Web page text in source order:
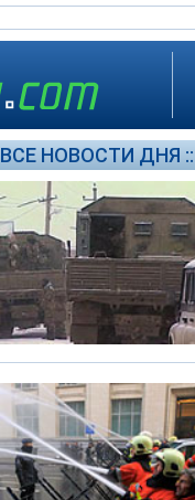
ВСЕ НОВОСТИ ДНЯ ::